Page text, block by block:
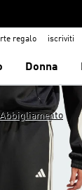
regalo iscriviti
Donna
Abbigliamento